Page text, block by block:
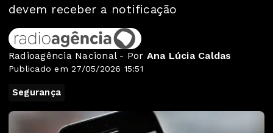
devem receber a notificação
Radioagência Nacional - Por Ana Lúcia Caldas
Publicado em 27/05/2026 15:51
Segurança